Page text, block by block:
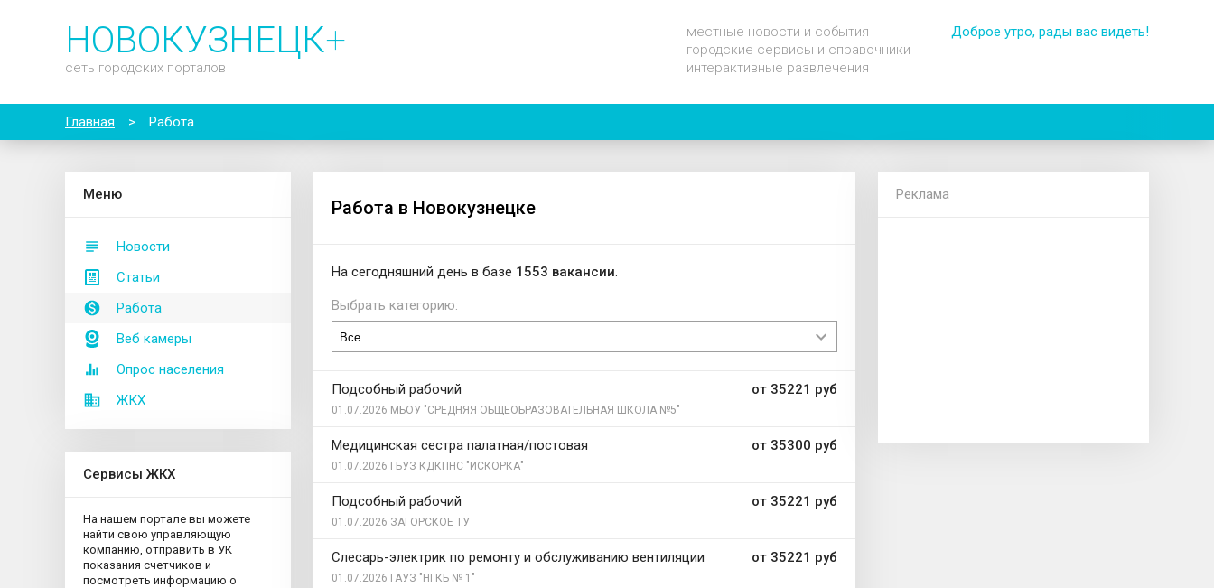
НОВОКУЗНЕЦК+
сеть городских порталов
местные новости и события
городские сервисы и справочники
интерактивные развлечения
Доброе утро, рады вас видеть!
Главная > Работа
Меню
Новости
Статьи
Работа
Веб камеры
Опрос населения
ЖКХ
Сервисы ЖКХ
На нашем портале вы можете
найти свою управляющую
компанию, отправить в УК
показания счетчиков и
посмотреть информацию о
Работа в Новокузнецке
На сегодняшний день в базе 1553 вакансии.
Выбрать категорию:
от 35221 руб
Подсобный рабочий
01.07.2026 МБОУ "СРЕДНЯЯ ОБЩЕОБРАЗОВАТЕЛЬНАЯ ШКОЛА №5"
от 35300 руб
Медицинская сестра палатная/постовая
01.07.2026 ГБУЗ КДКПНС "ИСКОРКА"
от 35221 руб
Подсобный рабочий
01.07.2026 ЗАГОРСКОЕ ТУ
от 35221 руб
Слесарь-электрик по ремонту и обслуживанию вентиляции
01.07.2026 ГАУЗ "НГКБ № 1"
Реклама